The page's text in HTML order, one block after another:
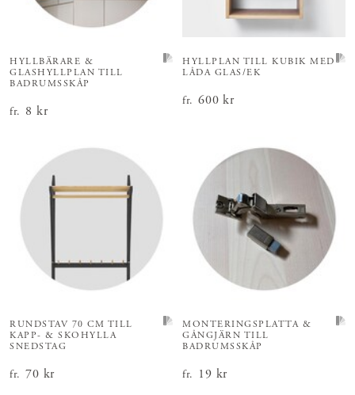
HYLLBÄRARE &
GLASHYLLPLAN TILL
BADRUMSSKÅP
fr. Pris:
8 kr
HYLLPLAN TILL KUBIK MED
LÅDA GLAS/EK
fr. Pris :600 kr
600 kr
RUNDSTAV 70 CM TILL
KAPP- & SKOHYLLA
SNEDSTAG
fr. Pris:70 kr
70 kr
MONTERINGSPLATTA &
GÅNGJÄRN TILL
BADRUMSSKÅP
fr. Pris:19 kr
19 kr